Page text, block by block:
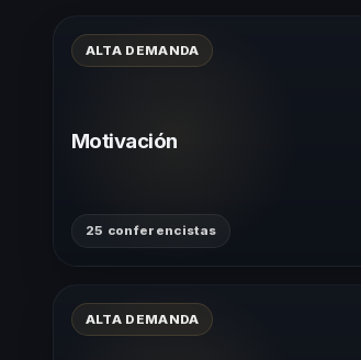
ALTA DEMANDA
Motivación
25 conferencistas
ALTA DEMANDA